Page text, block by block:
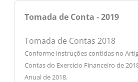
Tomada de Conta - 2019
Tomada de Contas 2018
Conforme instruções contidas no
Contas do Exercício Financeiro de
Anual de 2018.